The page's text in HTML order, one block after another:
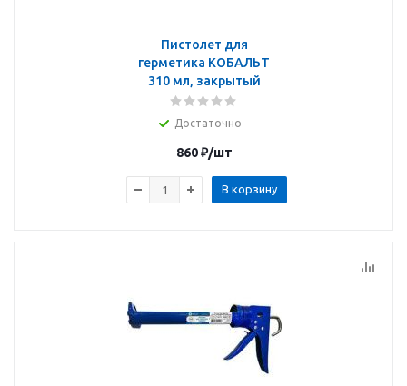
Пистолет для
герметика КОБАЛЬТ
310 мл, закрытый
Достаточно
860₽/шт
В корзину